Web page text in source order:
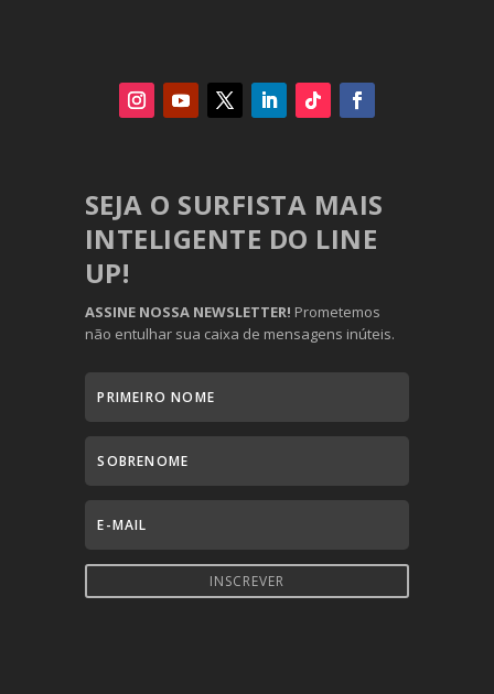
SEJA O SURFISTA MAIS
INTELIGENTE DO LINE
UP!
ASSINE NOSSA NEWSLETTER! Prometemos
não entulhar sua caixa de mensagens inúteis.
INSCREVER